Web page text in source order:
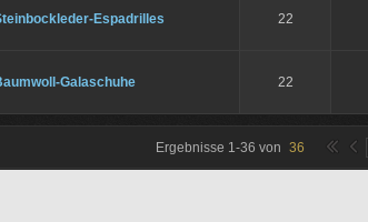
Espadrilles 22
Galaschuhe 22
Ergebnisse 1-36 von 36